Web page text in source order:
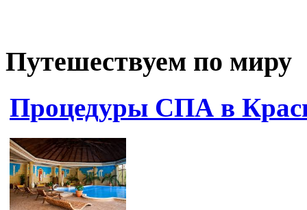
Путешествуем по миру
Процедуры СПА в